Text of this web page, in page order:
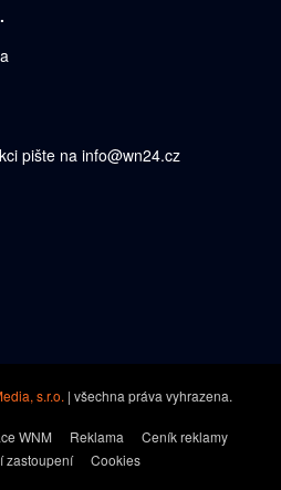
pište na info@wn24.cz
s.r.o. | všechna práva vyhrazena.
WNM Reklama
Ceník reklamy
zastoupení
Cookies